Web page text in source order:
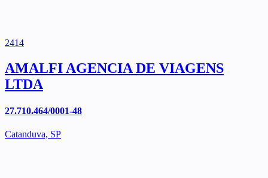
2414
AMALFI AGENCIA DE VIAGENS
LTDA
27.710.464/0001-48
Catanduva, SP